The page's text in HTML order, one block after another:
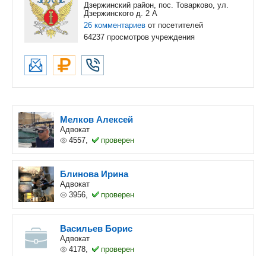
Дзержинский район, пос. Товарково, ул.
Дзержинского д. 2 А
26 комментариев от посетителей
64237 просмотров учреждения
Мелков Алексей
Адвокат
4557,
проверен
Блинова Ирина
Адвокат
3956,
проверен
Васильев Борис
Адвокат
4178,
проверен